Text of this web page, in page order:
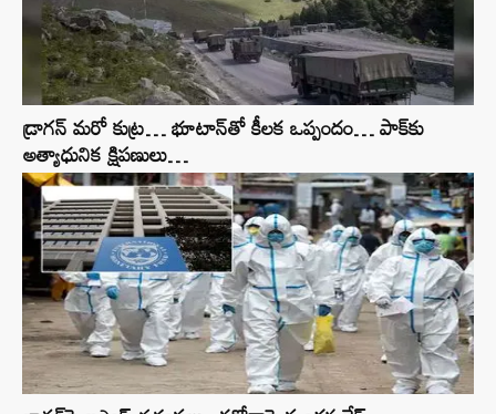
డ్రాగ‌న్ మ‌రో కుట్ర‌… భూటాన్‌తో కీల‌క ఒప్పందం… పాక్‌కు
అత్యాధునిక క్షిప‌ణులు…